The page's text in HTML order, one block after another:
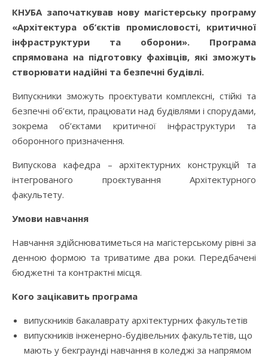
КНУБА започаткував нову магістерську програму
«Архітектура об’єктів промисловості, критичної
інфраструктури та оборони». Програма
спрямована на підготовку фахівців, які зможуть
створювати надійні та безпечні будівлі.
Випускники зможуть проєктувати комплексні, стійкі та
безпечні об’єкти, працювати над будівлями і спорудами,
зокрема об’єктами критичної інфраструктури та
оборонного призначення.
Випускова кафедра – архітектурних конструкцій та
інтегрованого проєктування Архітектурного
факультету.
Умови навчання
Навчання здійснюватиметься на магістерському рівні за
денною формою та триватиме два роки. Передбачені
бюджетні та контрактні місця.
Кого зацікавить програма
випускників бакалаврату архітектурних факультетів
випускників інженерно-будівельних факультетів, що
мають у бекграунді навчання в коледжі за напрямом